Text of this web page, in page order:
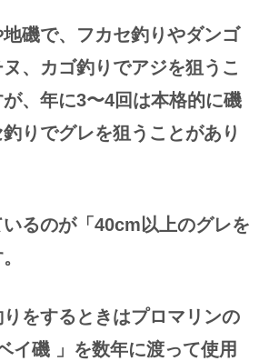
磯で、フカセ釣りやダンゴ
、カゴ釣りでアジを狙うこ
、年に3〜4回は本格的に磯
りでグレを狙う ことがあり
るのが「40cm以上のグレを
をするときはプロマリンの
イ磯 」を数年に渡って使用